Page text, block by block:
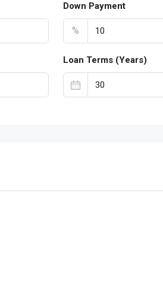
Down Payment
%
Loan Terms (Years)